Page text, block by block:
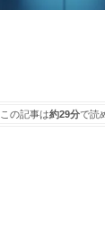
この記事は約29分で読